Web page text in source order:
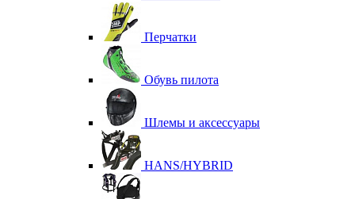
Перчатки
Обувь пилота
Шлемы и аксессуары
HANS/HYBRID